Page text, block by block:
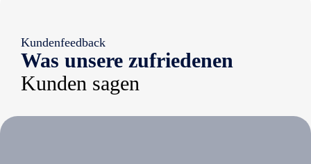
Kundenfeedback
Was unsere zufriedenen
Kunden sagen